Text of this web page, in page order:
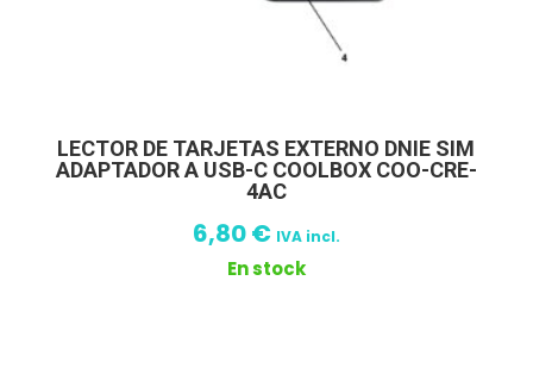
LECTOR DE TARJETAS EXTERNO DNIE SIM
ADAPTADOR A USB-C COOLBOX COO-CRE-
4AC
6,80€ IVA incl.
En stock